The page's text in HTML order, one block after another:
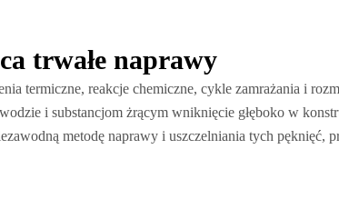
trwałe naprawy
termiczne, reakcje chemiczne, cykle zamrażania i
i substancjom żrącym wniknięcie głęboko w
metodę naprawy i uszczelniania tych pęknięć,